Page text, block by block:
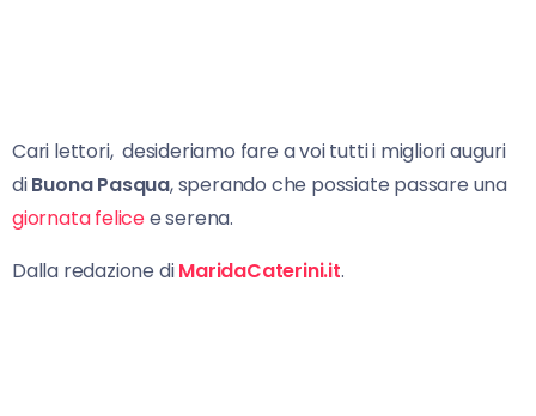
Cari lettori, desideriamo fare a voi tutti i migliori auguri
diBuona Pasqua, sperando che possiate passare una
giornata felicee serena.
Dalla redazione diMaridaCaterini.it.